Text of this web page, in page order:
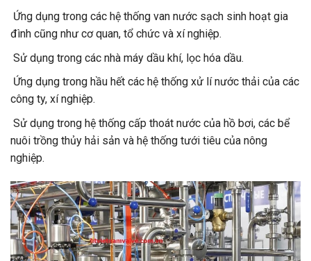
Ứng dụng trong các hệ thống van nước sạch sinh hoạt gia
đình cũng như cơ quan, tổ chức và xí nghiệp.
Sử dụng trong các nhà máy dầu khí, lọc hóa dầu.
Ứng dụng trong hầu hết các hệ thống xử lí nước thải của các
công ty, xí nghiệp.
Sử dụng trong hệ thống cấp thoát nước của hồ bơi, các bể
nuôi trồng thủy hải sản và hệ thống tưới tiêu của nông
nghiệp.